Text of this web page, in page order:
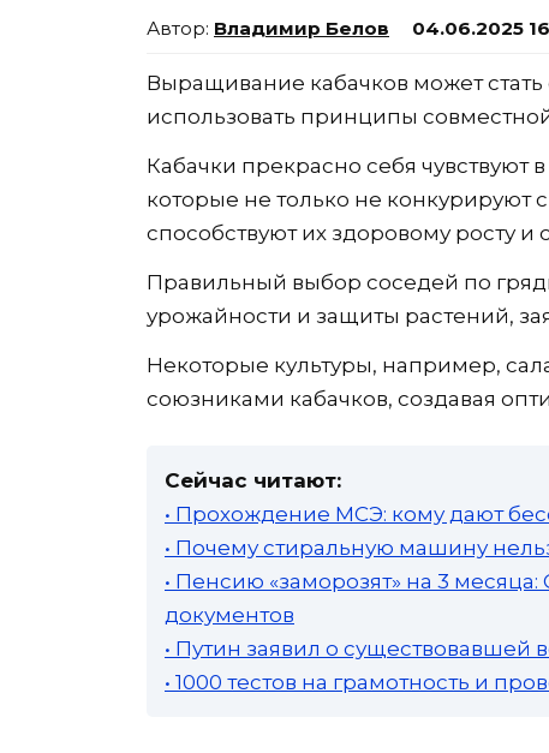
Владимир Белов 04.06.2025
Выращивание кабачков может
использовать принципы
Кабачки прекрасно себя
которые не только не
способствуют их здоровому росту
Правильный выбор соседей по
урожайности и защиты растений,
Некоторые культуры, например,
союзниками кабачков, создавая
Сейчас читают:
• Прохождение МСЭ: кому дают
• Почему стиральную машину
• Пенсию «заморозят» на 3
документов
• Путин заявил о существовавшей
• 1000 тестов на грамотность и